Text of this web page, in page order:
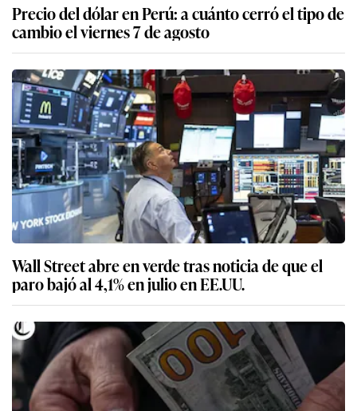
Precio del dólar en Perú: a cuánto cerró el tipo de
cambio el viernes 7 de agosto
Wall Street abre en verde tras noticia de que el
paro bajó al 4,1% en julio en EE.UU.